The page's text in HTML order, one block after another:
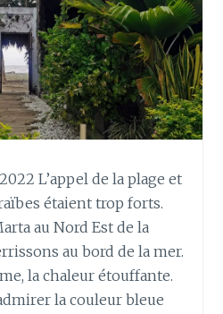
L’appel de la plage et
étaient trop forts.
au Nord Est de la
au bord de la mer.
la chaleur étouffante.
la couleur bleue